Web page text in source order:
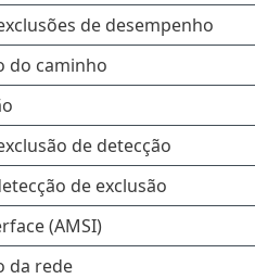
de desempenho
do caminho
de detecção
de exclusão
(AMSI)
da rede